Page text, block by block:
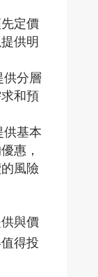
定價
供明
供分層
和預
供基本
惠，
風險
與價
值得投